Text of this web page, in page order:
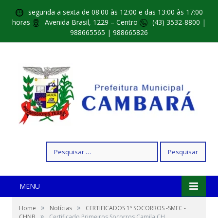
segunda a sexta de 08:00 às 12:00 e das 13:00 às 17:00
horas
Avenida Brasil, 1229 – Centro
(43) 3532-8800 |
988665565 | 988665826
por:
MENU
Home » Notícias »
CERTIFICADOS 1º SOCORROS -SMEC -